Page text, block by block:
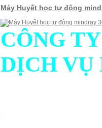
Máy Huyết học tự động
CÔNG
DỊCH VỤ